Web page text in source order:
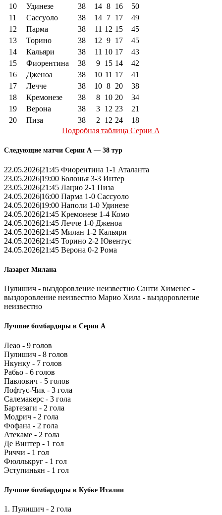
10
Удинезе 38 14 8 16
50
11
Сассуоло 38 14 7 17
49
12
Парма 38 11 12 15
45
13
Торино 38 12 9 17
45
14
Кальяри 38 11 10 17
43
15
Фиорентина 38 9 15 14
42
16
Дженоа 38 10 11 17
41
17
Лечче 38 10 8 20
38
18
Кремонезе 38 8 10 20
34
19
Верона 38 3 12 23
21
20
Пиза 38 2 12 24
18
Подробная таблица Серии А
Следующие матчи Серии А — 38 тур
22.05.2026|21:45 Фиорентина 1-1 Аталанта
23.05.2026|19:00 Болонья 3-3 Интер
23.05.2026|21:45 Лацио 2-1 Пиза
24.05.2026|16:00 Парма 1-0 Сассуоло
24.05.2026|19:00 Наполи 1-0 Удинезе
24.05.2026|21:45 Кремонезе 1-4 Комо
24.05.2026|21:45 Лечче 1-0 Дженоа
24.05.2026|21:45 Милан 1-2 Кальяри
24.05.2026|21:45 Торино 2-2 Ювентус
24.05.2026|21:45 Верона 0-2 Рома
Лазарет Милана
Пулишич - выздоровление неизвестно Санти Хименес -
выздоровление неизвестно Марио Хила - выздоровление
неизвестно
Лучшие бомбардиры в Серии А
Леао - 9 голов
Пулишич - 8 голов
Нкунку - 7 голов
Рабьо - 6 голов
Павлович - 5 голов
Лофтус-Чик - 3 гола
Салемакерс - 3 гола
Бартезаги - 2 гола
Модрич - 2 гола
Фофана - 2 гола
Атекаме - 2 гола
Де Винтер - 1 гол
Риччи - 1 гол
Фюллькруг - 1 гол
Эступиньян - 1 гол
Лучшие бомбардиры в Кубке Италии
1. Пулишич - 2 гола